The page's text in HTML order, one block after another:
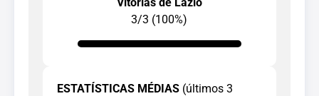
3/3 (100%)
ESTATÍSTICAS MÉDIAS (últimos 3